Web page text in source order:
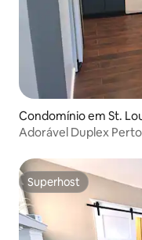
Condomínio em St.
Adorável Duplex
Superhost
Superhost